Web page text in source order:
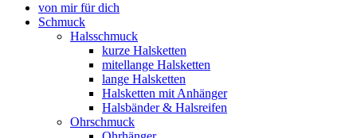
von mir für dich
Schmuck
Halsschmuck
kurze Halsketten
mitellange Halsketten
lange Halsketten
Halsketten mit Anhänger
Halsbänder & Halsreifen
Ohrschmuck